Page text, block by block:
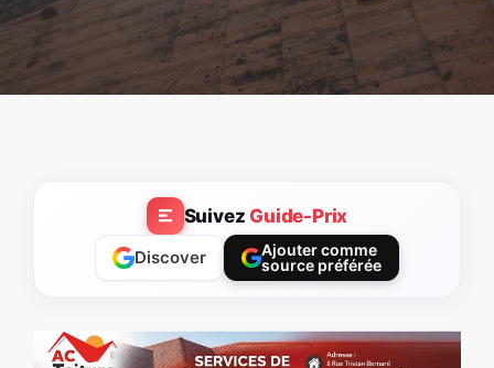
SuivezGuide-Prix
Discover
Ajouter comme
source préférée